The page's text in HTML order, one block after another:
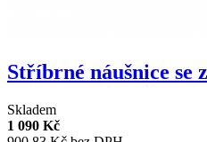
Stříbrné náušnice se
Skladem
1 090 Kč